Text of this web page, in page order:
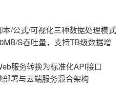
本/公式/可视化三种数据处理模式
S吞吐量，支持TB级数据增
服务转换为标准化API接口
部署与云端服务混合架构